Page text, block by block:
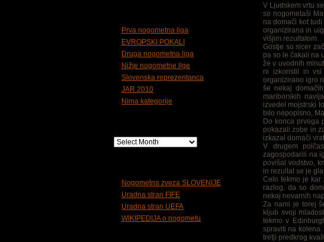
Prva nogometna liga
EVROPSKI POKALI
Druga nogometna liga
Nižje nogometne lige
Slovenska reprezentanca
JAR 2010
Nima kategorije
Nogometna zveza SLOVENIJE
Uradna stran FIFE
Uradna stran UEFA
WIKIPEDIJA o nogometu
V Ljudskem vrtu
so nogometaši
na domači kot
organizirana in
višjim rezultatom.
Gostje so sicer
pa so le čakali na
že v uvodnih
ni izkoristil in
organizirano igro
še nekaj
mariborskih
izvedel mojstrski
bilo nepopisno,
Do konca prvega
pokazali zobe in
izkazal domači
V drugem
zagospodarili na
povišal vodstvo,
in rezultat se je
Celo tekmo je kar
razlog, da so
nekaj nevarnih
Za nami je torej
kljub svoji
tekmo v
spraviti na
tretji predkrog